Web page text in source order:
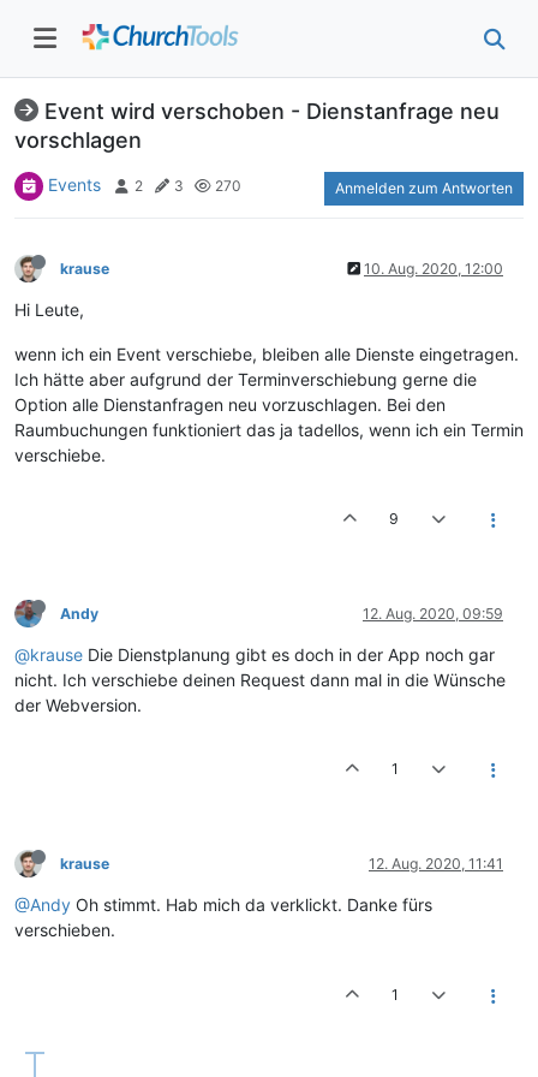
Event wird verschoben - Dienstanfrage neu
vorschlagen
Events 2 3 270 Anmelden zum Antworten
krause 10. Aug. 2020, 12:00
Hi Leute,
wenn ich ein Event verschiebe, bleiben alle Dienste eingetragen.
Ich hätte aber aufgrund der Terminverschiebung gerne die
Option alle Dienstanfragen neu vorzuschlagen. Bei den
Raumbuchungen funktioniert das ja tadellos, wenn ich ein Termin
verschiebe.
9
Andy 12. Aug. 2020, 09:59
@krause Die Dienstplanung gibt es doch in der App noch gar
nicht. Ich verschiebe deinen Request dann mal in die Wünsche
der Webversion.
1
krause 12. Aug. 2020, 11:41
@Andy Oh stimmt. Hab mich da verklickt. Danke fürs
verschieben.
1